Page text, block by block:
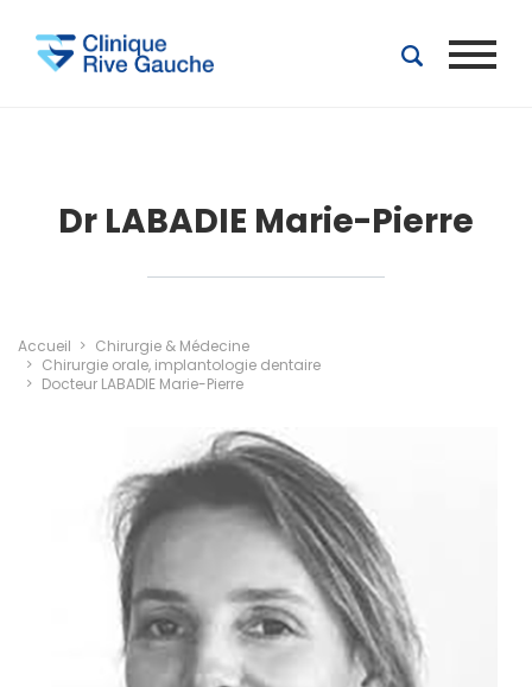
Dr LABADIE Marie-Pierre
Accueil
Chirurgie & Médecine
Chirurgie orale, implantologie dentaire
Docteur LABADIE Marie-Pierre